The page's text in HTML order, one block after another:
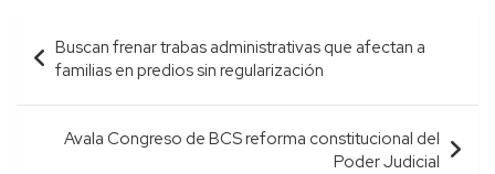
Navegación
de
entradas
Buscan frenar trabas administrativas que afectan a
familias en predios sin regularización
Avala Congreso de BCS reforma constitucional del
Poder Judicial